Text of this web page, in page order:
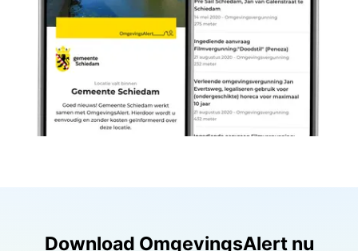
Download OmgevingsAlert nu